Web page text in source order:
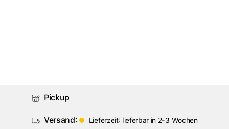
Pickup
Versand: Lieferzeit: lieferbar in 2-3 Wochen